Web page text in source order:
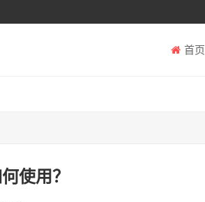
首页
使用？